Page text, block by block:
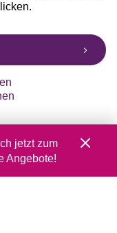
jetzt zum
Angebote!